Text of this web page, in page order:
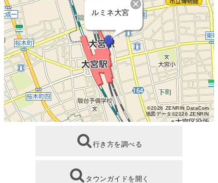
ルミネ大宮
©2026 ZENRIN DataCom
地図データ©2026 ZENRIN
行き方を調べる
タウンガイドを開く